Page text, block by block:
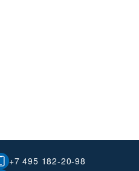
+7 495 182-20-98